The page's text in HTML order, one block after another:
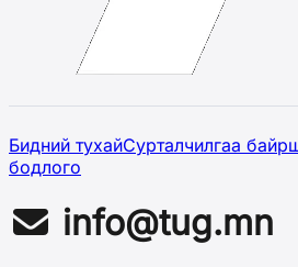
Бидний тухайСурталчилгаа
бодлого
info@tug.mn